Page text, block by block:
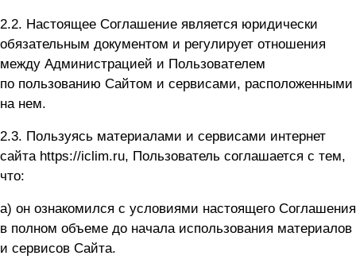
2.2. Настоящее Cоглашение является юридически
обязательным документом и регулирует отношения
между Администрацией и Пользователем
по пользованию Сайтом и сервисами, расположенными
на нем.
2.3. Пользуясь материалами и сервисами интернет
сайта https://iclim.ru, Пользователь соглашается с тем,
что:
а) он ознакомился с условиями настоящего Соглашения
в полном объеме до начала использования материалов
и сервисов Сайта.